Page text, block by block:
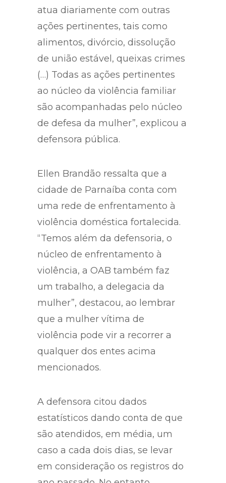
atua diariamente com outras
ações pertinentes, tais como
alimentos, divórcio, dissolução
de união estável, queixas crimes
(…) Todas as ações pertinentes
ao núcleo da violência familiar
são acompanhadas pelo núcleo
de defesa da mulher”, explicou a
defensora pública.
Ellen Brandão ressalta que a
cidade de Parnaíba conta com
uma rede de enfrentamento à
violência doméstica fortalecida.
“Temos além da defensoria, o
núcleo de enfrentamento à
violência, a OAB também faz
um trabalho, a delegacia da
mulher”, destacou, ao lembrar
que a mulher vítima de
violência pode vir a recorrer a
qualquer dos entes acima
mencionados.
A defensora citou dados
estatísticos dando conta de que
são atendidos, em média, um
caso a cada dois dias, se levar
em consideração os registros do